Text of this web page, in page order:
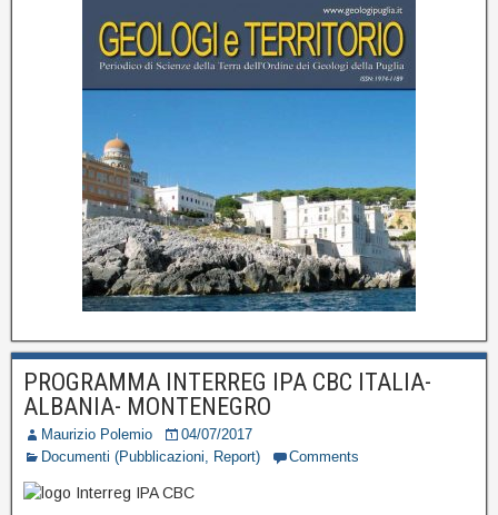
PROGRAMMA INTERREG IPA CBC ITALIA-
ALBANIA- MONTENEGRO
Maurizio Polemio
04/07/2017
Documenti (Pubblicazioni, Report)
Comments